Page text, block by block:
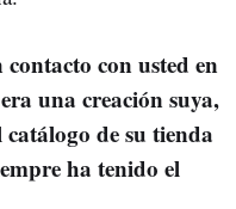
con usted en
una creación suya,
de su tienda
ha tenido el